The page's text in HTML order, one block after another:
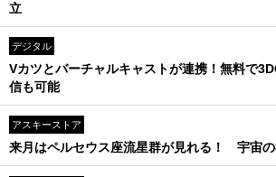
立
デジタル
Vカツとバーチャルキャストが連携！無料で
信も可能
アスキーストア
来月はペルセウス座流星群が見れる！ 宇宙の